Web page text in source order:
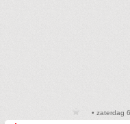
• zaterdag